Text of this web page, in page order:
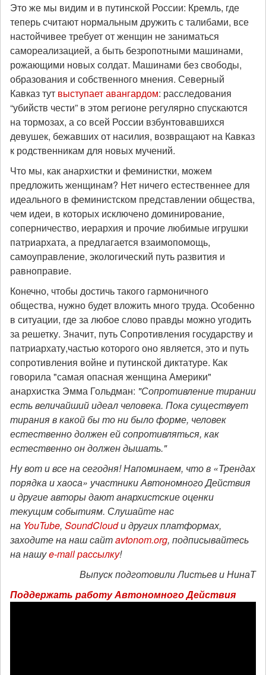
Это же мы видим и в путинской России: Кремль, где
теперь считают нормальным дружить с талибами, все
настойчивее требует от женщин не заниматься
самореализацией, а быть безропотными машинами,
рожающими новых солдат. Машинами без свободы,
образования и собственного мнения. Северный
Кавказ тут выступает авангардом: расследования
“убийств чести” в этом регионе регулярно спускаются
на тормозах, а со всей России взбунтовавшихся
девушек, бежавших от насилия, возвращают на Кавказ
к родственникам для новых мучений.
Что мы, как анархистки и феминистки, можем
предложить женщинам? Нет ничего естественнее для
идеального в феминистском представлении общества,
чем идеи, в которых исключено доминирование,
соперничество, иерархия и прочие любимые игрушки
патриархата, а предлагается взаимопомощь,
самоуправление, экологический путь развития и
равноправие.
Конечно, чтобы достичь такого гармоничного
общества, нужно будет вложить много труда. Особенно
в ситуации, где за любое слово правды можно угодить
за решетку. Значит, путь Сопротивления государству и
патриархату,частью которого оно является, это и путь
сопротивления войне и путинской диктатуре. Как
говорила "самая опасная женщина Америки"
анархистка Эмма Гольдман: "Сопротивление тирании
есть величайший идеал человека. Пока существует
тирания в какой бы то ни было форме, человек
естественно должен ей сопротивляться, как
естественно он должен дышать."
Ну вот и все на сегодня! Напоминаем, что в «Трендах
порядка и хаоса» участники Автономного Действия
и другие авторы дают анархистские оценки
текущим событиям. Слушайте нас
на YouTube, SoundCloudи других платформах,
заходите на наш сайтavtonom.org, подписывайтесь
на нашуe-mail рассылку!
Выпуск подготовили Листьев и НинаТ
Поддержать работу Автономного Действия